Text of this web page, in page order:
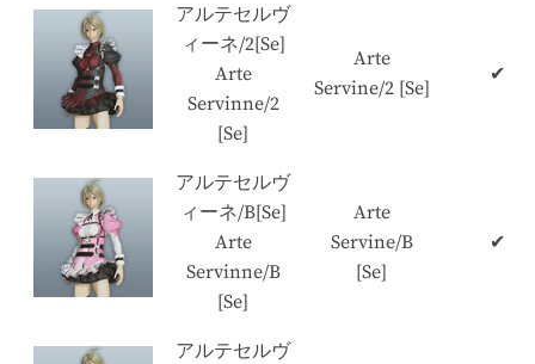
アルテセルヴ
ィーネ/2[Se]
Arte
Servinne/2
[Se]
Arte
Servine/2 [Se]
✔
アルテセルヴ
ィーネ/B[Se]
Arte
Servinne/B
[Se]
Arte
Servine/B
[Se]
✔
アルテセルヴ